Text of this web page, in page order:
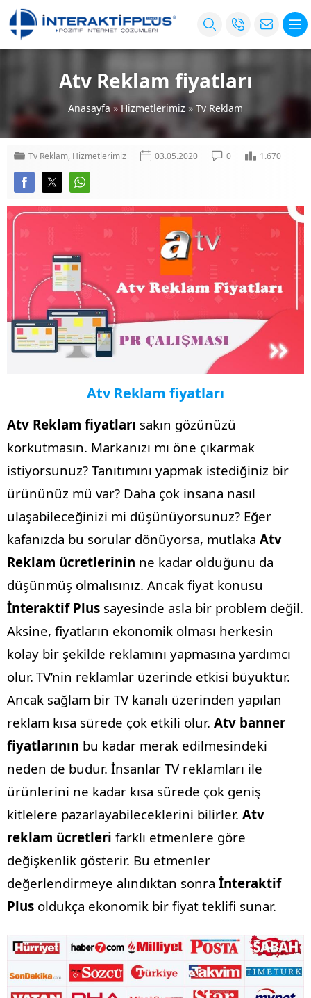
Atv Reklam fiyatları
Anasayfa »Hizmetlerimiz » Tv Reklam
Tv Reklam, Hizmetlerimiz 03.05.2020 0 1.670
Atv Reklam fiyatları
Atv Reklam fiyatları sakın gözünüzü
korkutmasın. Markanızı mı öne çıkarmak
istiyorsunuz? Tanıtımını yapmak istediğiniz bir
ürününüz mü var? Daha çok insana nasıl
ulaşabileceğinizi mi düşünüyorsunuz? Eğer
kafanızda bu sorular dönüyorsa, mutlaka Atv
Reklam ücretlerinin ne kadar olduğunu da
düşünmüş olmalısınız. Ancak fiyat konusu
İnteraktif Plus sayesinde asla bir problem değil.
Aksine, fiyatların ekonomik olması herkesin
kolay bir şekilde reklamını yapmasına yardımcı
olur. TV’nin reklamlar üzerinde etkisi büyüktür.
Ancak sağlam bir TV kanalı üzerinden yapılan
reklam kısa sürede çok etkili olur. Atv banner
fiyatlarının bu kadar merak edilmesindeki
neden de budur. İnsanlar TV reklamları ile
ürünlerini ne kadar kısa sürede çok geniş
kitlelere pazarlayabileceklerini bilirler. Atv
reklam ücretleri farklı etmenlere göre
değişkenlik gösterir. Bu etmenler
değerlendirmeye alındıktan sonra İnteraktif
Plus oldukça ekonomik bir fiyat teklifi sunar.